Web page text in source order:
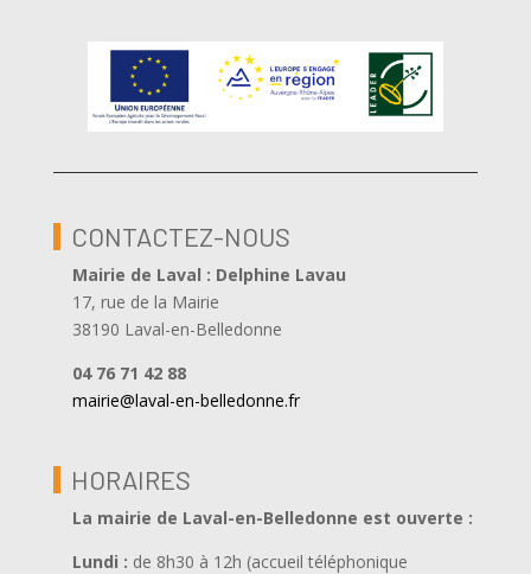
CONTACTEZ-NOUS
Mairie de Laval : Delphine Lavau
17, rue de la Mairie
38190 Laval-en-Belledonne
04 76 71 42 88
mairie@laval-en-belledonne.fr
HORAIRES
La mairie de Laval-en-Belledonne est ouverte :
Lundi : de 8h30 à 12h (accueil téléphonique